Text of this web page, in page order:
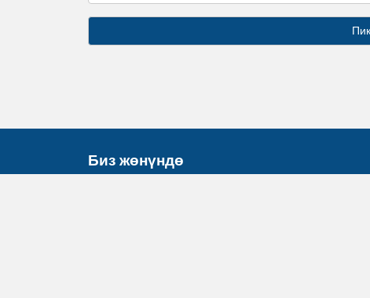
Биз жөнүндө